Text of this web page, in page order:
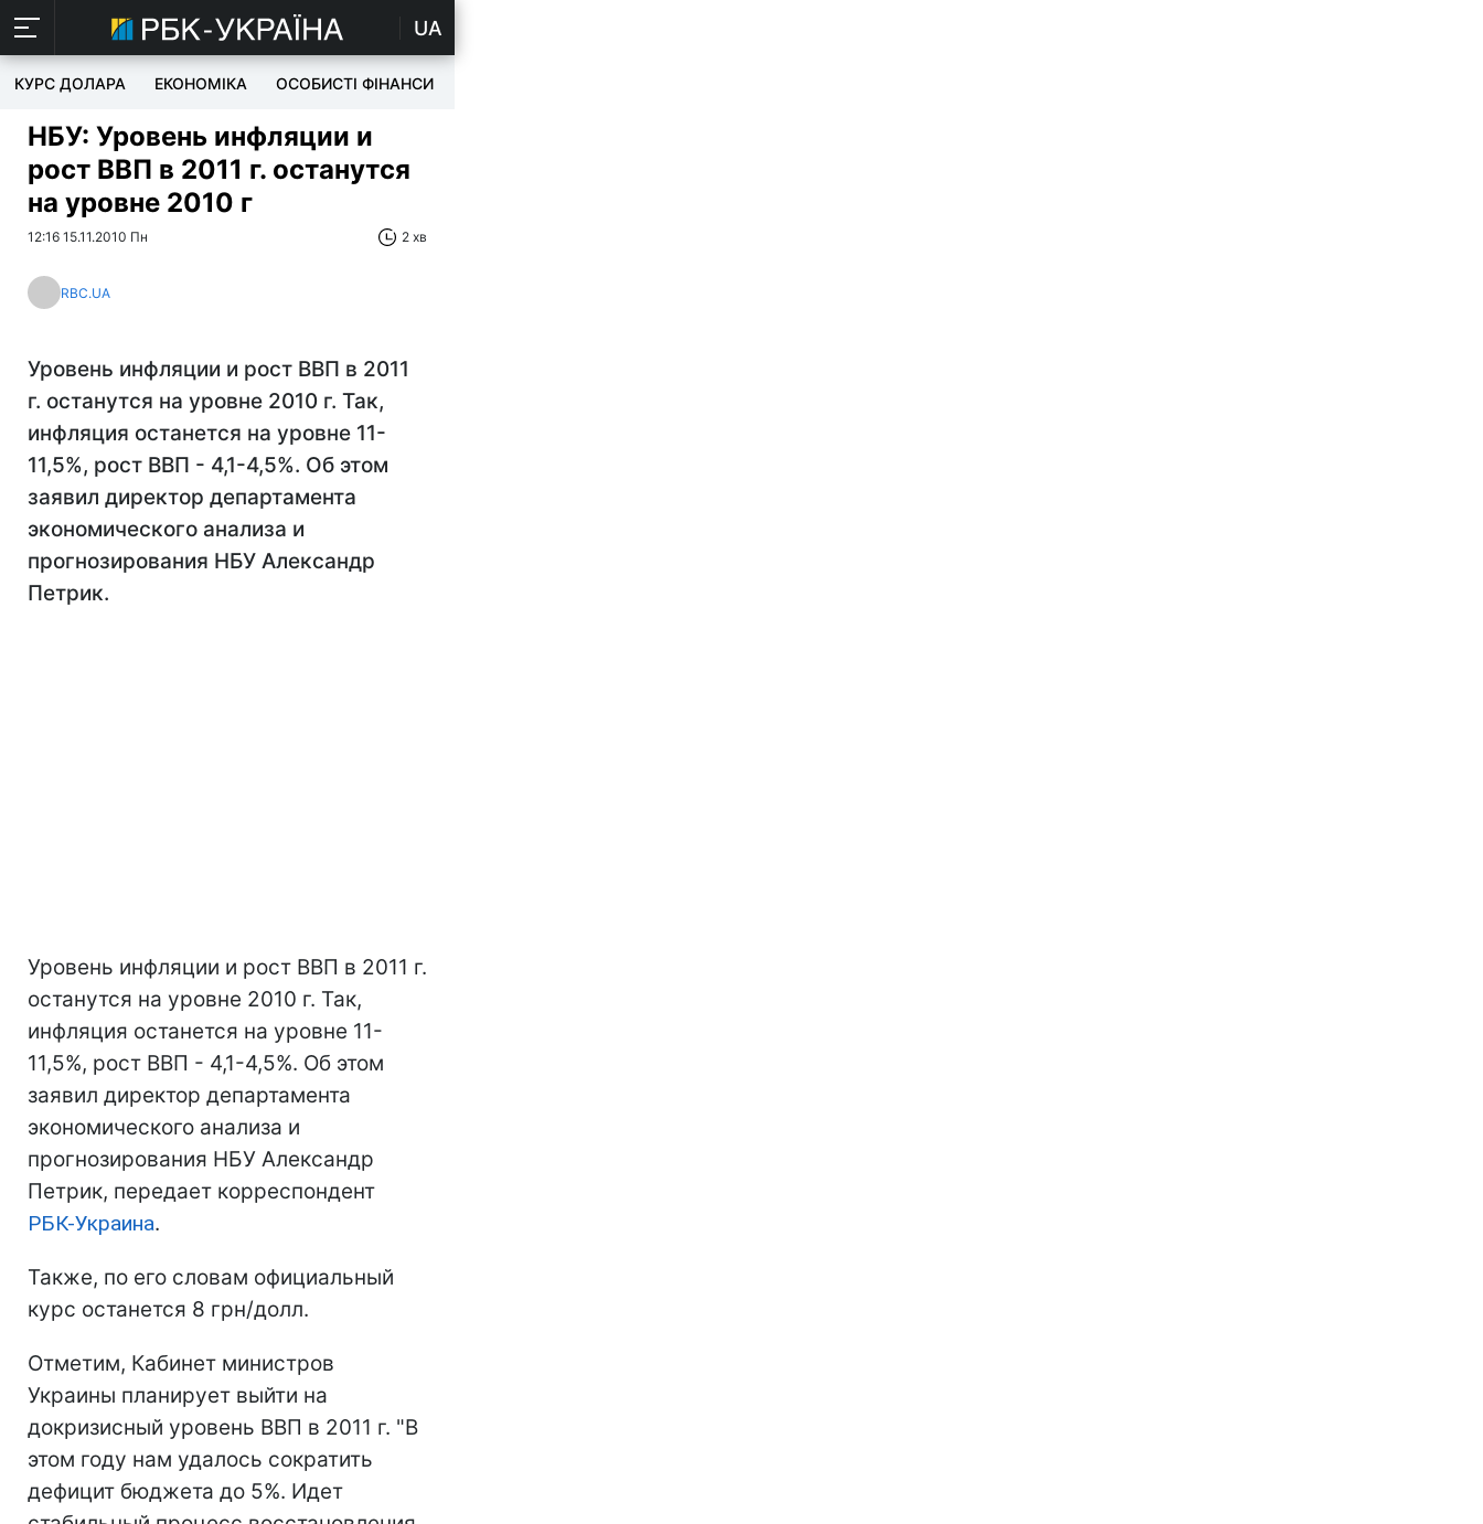
UA
КУРС ДОЛАРА ЕКОНОМІКА ОСОБИСТІ ФІНАНСИ
НБУ: Уровень инфляции и
рост ВВП в 2011 г. останутся
на уровне 2010 г
12:16 15.11.2010 Пн 2 хв
RBC.UA
Уровень инфляции и рост ВВП в 2011
г. останутся на уровне 2010 г. Так,
инфляция останется на уровне 11-
11,5%, рост ВВП - 4,1-4,5%. Об этом
заявил директор департамента
экономического анализа и
прогнозирования НБУ Александр
Петрик.
Уровень инфляции и рост ВВП в 2011 г.
останутся на уровне 2010 г. Так,
инфляция останется на уровне 11-
11,5%, рост ВВП - 4,1-4,5%. Об этом
заявил директор департамента
экономического анализа и
прогнозирования НБУ Александр
Петрик, передает корреспондент
РБК-Украина.
Также, по его словам официальный
курс останется 8 грн/долл.
Отметим, Кабинет министров
Украины планирует выйти на
докризисный уровень ВВП в 2011 г. "В
этом году нам удалось сократить
дефицит бюджета до 5%. Идет